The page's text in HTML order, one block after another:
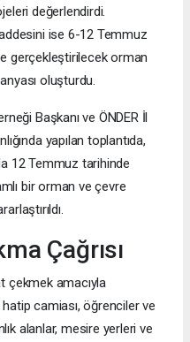
değerlendirdi.
ise 6-12 Temmuz
gerçekleştirilecek orman
oluşturdu.
Başkanı ve ÖNDER İl
yapılan toplantıda,
12 Temmuz tarihinde
bir orman ve çevre
Çağrısı
çekmek amacıyla
camiası, öğrenciler ve
alanlar, mesire yerleri ve